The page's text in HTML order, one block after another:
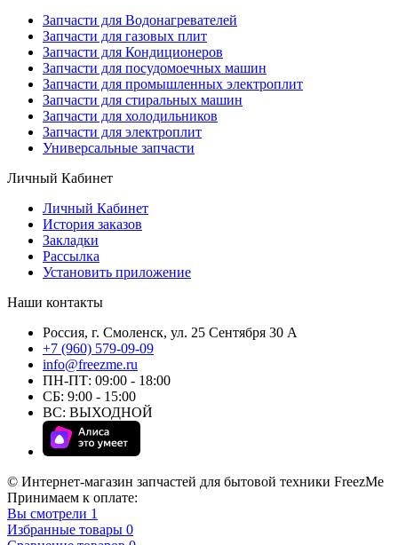
Запчасти для Водонагревателей
Запчасти для газовых плит
Запчасти для Кондиционеров
Запчасти для посудомоечных машин
Запчасти для промышленных электроплит
Запчасти для стиральных машин
Запчасти для холодильников
Запчасти для электроплит
Универсальные запчасти
Личный Кабинет
Личный Кабинет
История заказов
Закладки
Рассылка
Установить приложение
Наши контакты
Россия, г. Смоленск, ул. 25 Сентября 30 А
+7 (960) 579-09-09
info@freezme.ru
ПН-ПТ: 09:00 - 18:00
СБ: 9:00 - 15:00
ВС: ВЫХОДНОЙ
© Интернет-магазин запчастей для бытовой техники FreezMe
Принимаем к оплате:
Вы смотрели 1
Избранные товары 0